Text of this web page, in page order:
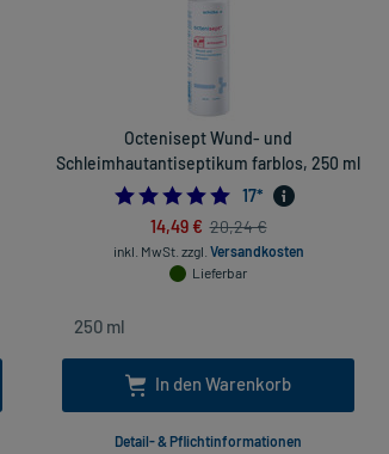
Octenisept Wund- und
Schleimhautantiseptikum farblos, 250 ml
4.9411764705882355
17*
14,49 € 20,24 €
inkl. MwSt. zzgl. Versandkosten
Lieferbar
In den Warenkorb
Detail- & Pflichtinformationen